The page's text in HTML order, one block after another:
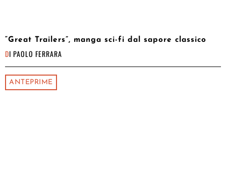
“Great Trailers”, manga sci-fi dal sapore classico
DI PAOLO FERRARA
ANTEPRIME